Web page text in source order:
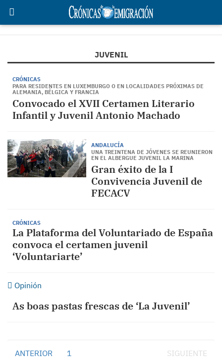
JUVENIL
CRÓNICAS
PARA RESIDENTES EN LUXEMBURGO O EN LOCALIDADES PRÓXIMAS DE
ALEMANIA, BÉLGICA Y FRANCIA
Convocado el XVII Certamen Literario
Infantil y Juvenil Antonio Machado
ANDALUCÍA
UNA TREINTENA DE JÓVENES SE REUNIERON
EN EL ALBERGUE JUVENIL LA MARINA
Gran éxito de la I
Convivencia Juvenil de
FECACV
CRÓNICAS
La Plataforma del Voluntariado de España
convoca el certamen juvenil
‘Voluntariarte’
Opinión
As boas pastas frescas de ‘La Juvenil’
ANTERIOR 1 SIGUIENTE